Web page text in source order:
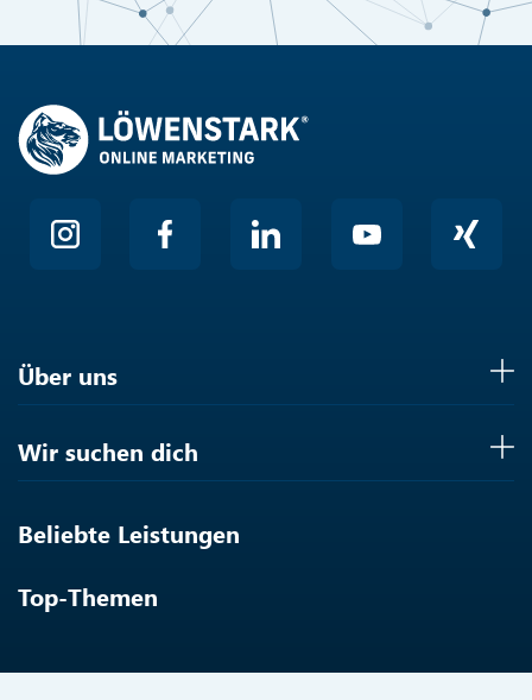
Über uns
Wir suchen dich
Beliebte Leistungen
Top-Themen